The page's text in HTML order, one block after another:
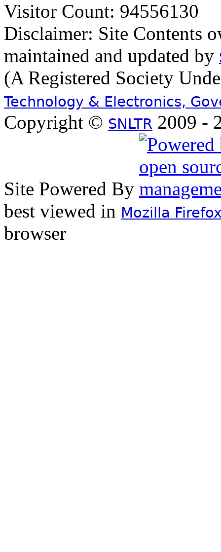
Visitor Count: 94556130
Disclaimer: Site Contents
maintained and updated by
(A Registered Society
Technology & Electronics,
Copyright © SNLTR 2009 -
Site Powered By
best viewed in Mozilla
browser